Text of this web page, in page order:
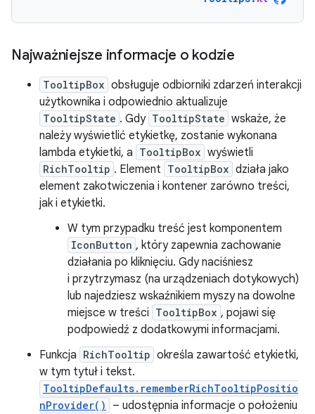
Najważniejsze informacje o kodzie
TooltipBox obsługuje odbiorniki zdarzeń interakcji
użytkownika i odpowiednio aktualizuje
TooltipState . Gdy TooltipState wskaże, że
należy wyświetlić etykietkę, zostanie wykonana
lambda etykietki, a TooltipBox wyświetli
RichTooltip . Element TooltipBox działa jako
element zakotwiczenia i kontener zarówno treści,
jak i etykietki.
W tym przypadku treść jest komponentem
IconButton , który zapewnia zachowanie
działania po kliknięciu. Gdy naciśniesz
i przytrzymasz (na urządzeniach dotykowych)
lub najedziesz wskaźnikiem myszy na dowolne
miejsce w treści TooltipBox , pojawi się
podpowiedź z dodatkowymi informacjami.
Funkcja RichTooltip określa zawartość etykietki,
w tym tytuł i tekst.
TooltipDefaults.rememberRichTooltipPositio
nProvider()
– udostępnia informacje o położeniu